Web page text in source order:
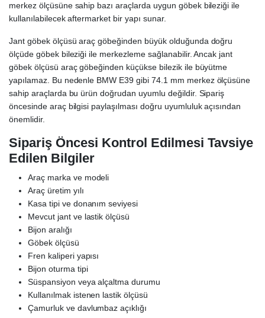
merkez ölçüsüne sahip bazı araçlarda uygun göbek bileziği ile
kullanılabilecek aftermarket bir yapı sunar.
Jant göbek ölçüsü araç göbeğinden büyük olduğunda doğru
ölçüde göbek bileziği ile merkezleme sağlanabilir. Ancak jant
göbek ölçüsü araç göbeğinden küçükse bilezik ile büyütme
yapılamaz. Bu nedenle BMW E39 gibi 74.1 mm merkez ölçüsüne
sahip araçlarda bu ürün doğrudan uyumlu değildir. Sipariş
öncesinde araç bilgisi paylaşılması doğru uyumluluk açısından
önemlidir.
Sipariş Öncesi Kontrol Edilmesi Tavsiye
Edilen Bilgiler
Araç marka ve modeli
Araç üretim yılı
Kasa tipi ve donanım seviyesi
Mevcut jant ve lastik ölçüsü
Bijon aralığı
Göbek ölçüsü
Fren kaliperi yapısı
Bijon oturma tipi
Süspansiyon veya alçaltma durumu
Kullanılmak istenen lastik ölçüsü
Çamurluk ve davlumbaz açıklığı